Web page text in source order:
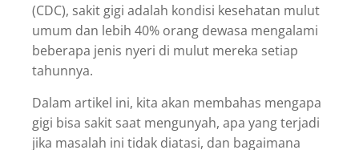
(CDC), sakit gigi adalah kondisi kesehatan mulut
umum dan lebih 40% orang dewasa mengalami
beberapa jenis nyeri di mulut mereka setiap
tahunnya.
Dalam artikel ini, kita akan membahas mengapa
gigi bisa sakit saat mengunyah, apa yang terjadi
jika masalah ini tidak diatasi, dan bagaimana